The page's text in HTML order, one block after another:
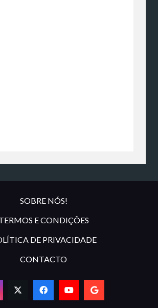
SOBRE NÓS!
E CONDIÇÕES
DE PRIVACIDADE
CONTACTO